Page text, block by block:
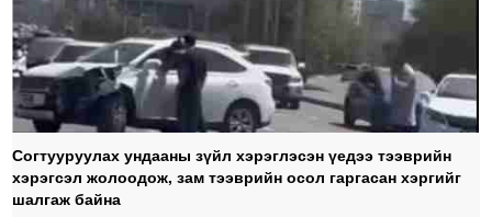
Согтууруулах ундааны зүйл хэрэглэсэн үедээ тээврийн
хэрэгсэл жолоодож, зам тээврийн осол гаргасан хэргийг
шалгаж байна